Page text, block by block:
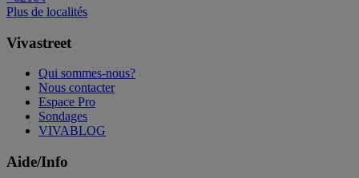
Plus de localités
Vivastreet
Qui sommes-nous?
Nous contacter
Espace Pro
Sondages
VIVABLOG
Aide/Info